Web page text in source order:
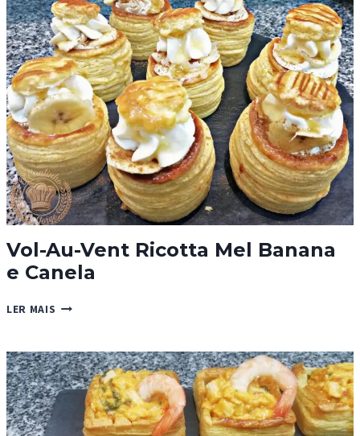
E
NOZES
Vol-Au-Vent Ricotta Mel Banana
e Canela
LER MAIS VOL-
RICOTTA
MEL
BANANA
E
CANELA